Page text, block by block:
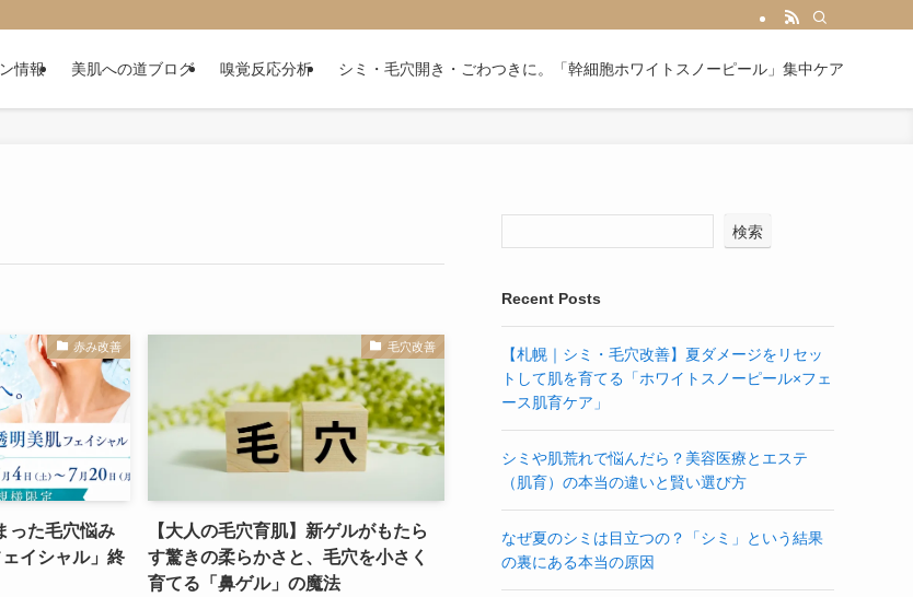
情報 美肌への道ブログ 嗅覚反応分析 シミ・毛穴開き・ごわつきに。「幹細胞ホワイトスノーピール」集中ケア
赤み改善
った毛穴悩み
イシャル」終
毛穴改善
【大人の毛穴育肌】新ゲルがもたら
す驚きの柔らかさと、毛穴を小さく
育てる「鼻ゲル」の魔法
検索
Recent Posts
【札幌｜シミ・毛穴改善】夏ダメージをリセッ
トして肌を育てる「ホワイトスノーピール×フェ
ース肌育ケア」
シミや肌荒れで悩んだら？美容医療とエステ
（肌育）の本当の違いと賢い選び方
なぜ夏のシミは目立つの？「シミ」という結果
の裏にある本当の原因